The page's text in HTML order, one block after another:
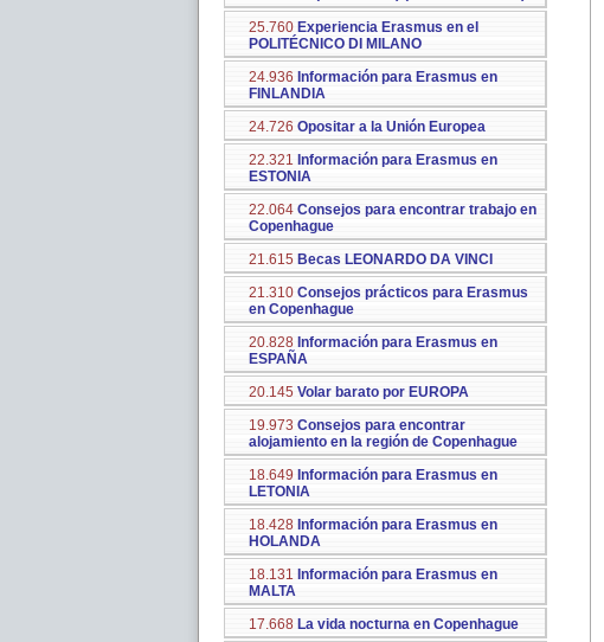
25.760 Experiencia Erasmus en el
POLITÉCNICO DI MILANO
24.936 Información para Erasmus en
FINLANDIA
24.726 Opositar a la Unión Europea
22.321 Información para Erasmus en
ESTONIA
22.064 Consejos para encontrar trabajo en
Copenhague
21.615 Becas LEONARDO DA VINCI
21.310 Consejos prácticos para Erasmus
en Copenhague
20.828 Información para Erasmus en
ESPAÑA
20.145 Volar barato por EUROPA
19.973 Consejos para encontrar
alojamiento en la región de Copenhague
18.649 Información para Erasmus en
LETONIA
18.428 Información para Erasmus en
HOLANDA
18.131 Información para Erasmus en
MALTA
17.668 La vida nocturna en Copenhague